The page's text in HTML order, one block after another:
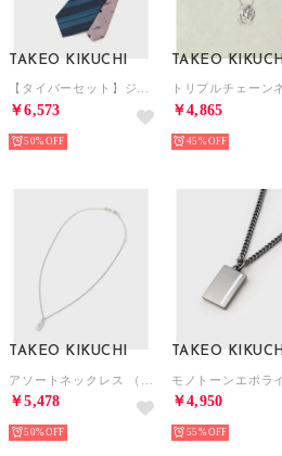
TAKEO KIKUCHI
【タイバーセット】ジェントルマンタイバーBOX （グリーン(322)）
￥6,573
50%
TAKEO
￥4,865
45%
TAKEO KIKUCHI
￥5,478
50%
TAKEO KIKUCHI
￥4,950
55%